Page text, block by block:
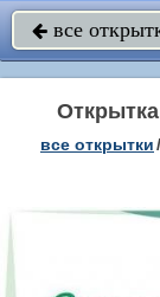
 все
все открытки/